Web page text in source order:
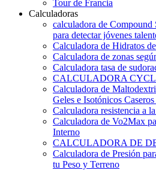
Tour de Francia
Calculadoras
calculadora de Compound
para detectar jóvenes
Calculadora de Hidratos
Calculadora de zonas
Calculadora tasa de
CALCULADORA
Calculadora de
Geles e Isotónicos
Calculadora resistencia a
Calculadora de Vo2Max
Interno
CALCULADORA DE
Calculadora de Presión
tu Peso y Terreno